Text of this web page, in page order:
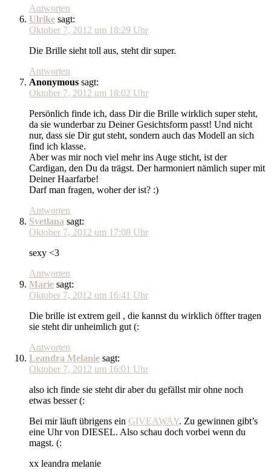
Antworten
Ulrike sagt:
Oktober 7, 2012 um 18:29 Uhr
Die Brille sieht toll aus, steht dir super.
Antworten
Anonymous sagt:
Oktober 7, 2012 um 18:02 Uhr
Persönlich finde ich, dass Dir die Brille wirklich super steht,
da sie wunderbar zu Deiner Gesichtsform passt! Und nicht
nur, dass sie Dir gut steht, sondern auch das Modell an sich
find ich klasse.
Aber was mir noch viel mehr ins Auge sticht, ist der
Cardigan, den Du da trägst. Der harmoniert nämlich super mit
Deiner Haarfarbe!
Darf man fragen, woher der ist? :)
Antworten
Svetlana sagt:
Oktober 7, 2012 um 17:08 Uhr
sexy <3
Antworten
Marie sagt:
Oktober 7, 2012 um 16:41 Uhr
Die brille ist extrem geil , die kannst du wirklich öffter tragen
sie steht dir unheimlich gut (:
Antworten
Leandra Melanie sagt:
Oktober 7, 2012 um 16:01 Uhr
also ich finde sie steht dir aber du gefällst mir ohne noch
etwas besser (:
Bei mir läuft übrigens ein GIVEAWAY. Zu gewinnen gibt’s
eine Uhr von DIESEL. Also schau doch vorbei wenn du
magst. (:
xx leandra melanie